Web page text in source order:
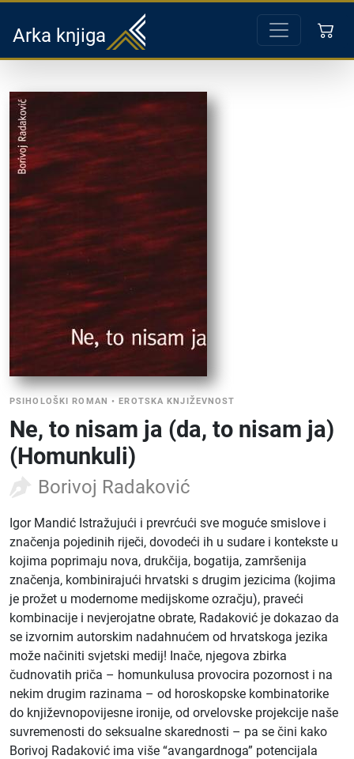
Arka knjiga
PSIHOLOŠKI ROMAN •EROTSKA KNJIŽEVNOST
Ne, to nisam ja (da, to nisam ja)
(Homunkuli)
Borivoj Radaković
Igor Mandić Istražujući i prevrćući sve moguće smislove i
značenja pojedinih riječi, dovodeći ih u sudare i kontekste u
kojima poprimaju nova, drukčija, bogatija, zamršenija
značenja, kombinirajući hrvatski s drugim jezicima (kojima
je prožet u modernome medijskome ozračju), praveći
kombinacije i nevjerojatne obrate, Radaković je dokazao da
se izvornim autorskim nadahnućem od hrvatskoga jezika
može načiniti svjetski medij! Inače, njegova zbirka
čudnovatih priča – homunkulusa provocira pozornost i na
nekim drugim razinama – od horoskopske kombinatorike
do književnopovijesne ironije, od orvelovske projekcije naše
suvremenosti do seksualne skarednosti – pa se čini kako
Borivoj Radaković ima više “avangardnoga” potencijala